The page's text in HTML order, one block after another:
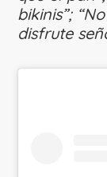
bikinis”;
disfrute